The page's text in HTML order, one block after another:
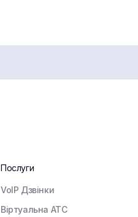
Послуги
VoIP Дзвінки
Віртуальна АТС